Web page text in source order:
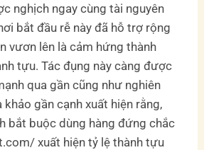
nghịch ngay cùng tài nguyên
bắt đầu rễ này đã hỗ trợ rộng
vươn lên là cảm hứng thành
tựu. Tác đụng này càng được
qua gần cũng như nghiên
gần cạnh xuất hiện rằng,
bắt buộc dùng hàng đứng chắc
xuất hiện tỷ lệ thành tựu